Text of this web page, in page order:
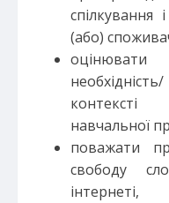
спілкування
(або)
оцінювати
контексті
навчальної
поважати
свободу